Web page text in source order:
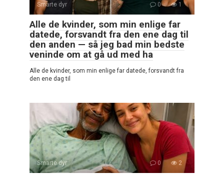
Smarte dyr 0 1
Alle de kvinder, som min enlige far
datede, forsvandt fra den ene dag til
den anden — så jeg bad min bedste
veninde om at gå ud med ha
Alle de kvinder, som min enlige far datede, forsvandt fra
den ene dag til
Smarte dyr 0 2